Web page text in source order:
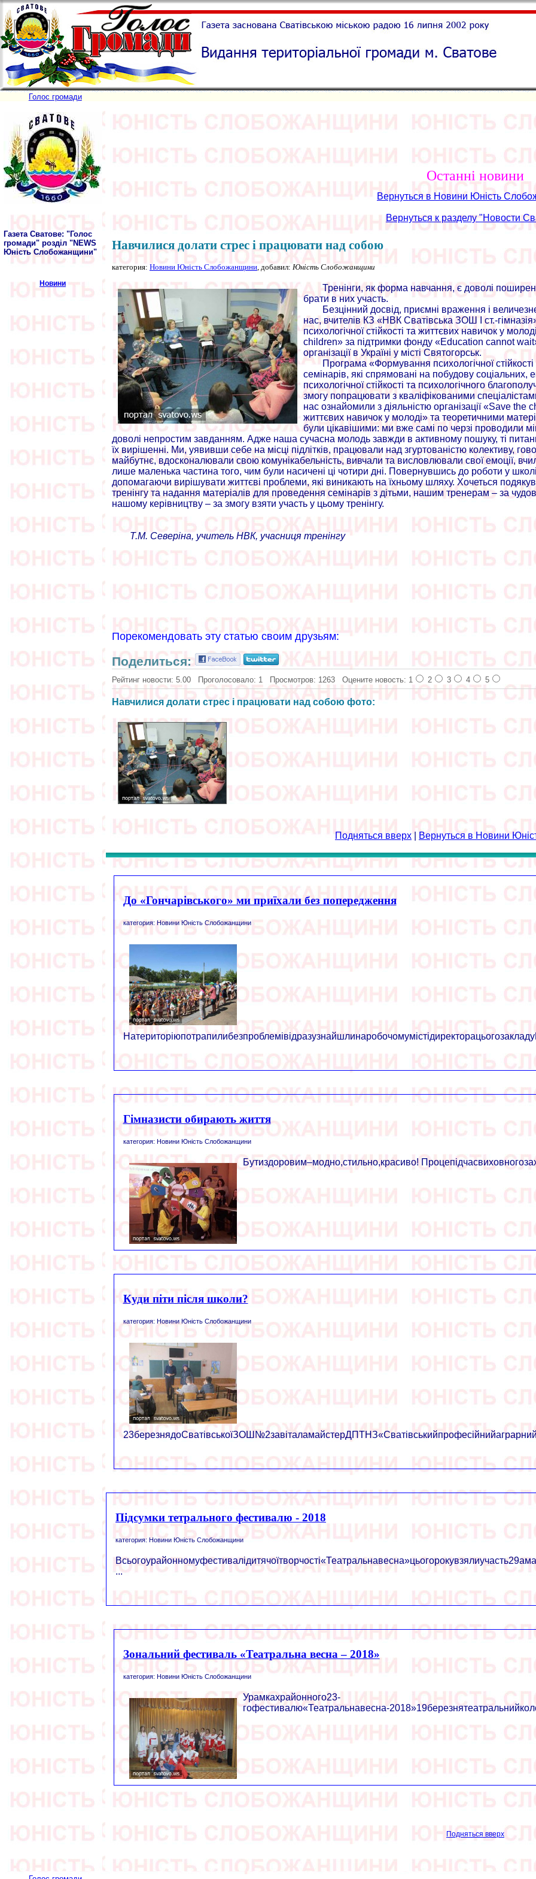
Голос громади
Газета Сватове: "Голос
громади" розділ "NEWS
Юність Слобожанщини"
Новини
Останні новини
Вернуться в Новини Юність
Вернуться к разделу "Новости
Навчилися долати стрес і працювати над собою
категория: Новини Юність Слобожанщини , добавил: Юність Слобожанщини
Тренінги, як форма навчання, є доволі
брати в них участь.
Безцінний досвід, приємні враження і
нас, вчителів КЗ «НВК Сватівська ЗОШ І ст.-
психологічної стійкості та життєвих навичок у
children» за підтримки фонду «Education cannot
організації в Україні у місті Святогорськ.
Програма «Формування психологічної
семінарів, які спрямовані на побудову
психологічної стійкості та психологічного
змогу попрацювати з кваліфікованими
нас ознайомили з діяльністю організації «Save
життєвих навичок у молоді» та теоретичними
були цікавішими: ми вже самі по черзі проводили
доволі непростим завданням. Адже наша сучасна молодь завжди в активному пошуку, ті
їх вирішенні. Ми, уявивши себе на місці підлітків, працювали над згуртованістю колективу,
майбутнє, вдосконалювали свою комунікабельність, вивчали та висловлювали свої емоції,
лише маленька частина того, чим були насичені ці чотири дні. Повернувшись до роботи у
допомагаючи вирішувати життєві проблеми, які виникають на їхньому шляху. Хочеться
тренінгу та надання матеріалів для проведення семінарів з дітьми, нашим тренерам – за
нашому керівництву – за змогу взяти участь у цьому тренінгу.
Т.М. Северіна, учитель НВК, учасниця тренінгу
Порекомендовать эту статью своим друзьям:
Поделиться:
Рейтинг новости: 5.00 Проголосовало: 1 Просмотров: 1263 Оцените новость: 1 2 3 4 5
Навчилися долати стрес і працювати над собою фото:
Подняться вверх Вернуться в Новини
До «Гончарівського» ми приїхали без попередження
категория: Новини Юність Слобожанщини
Гімназисти обирають життя
категория: Новини Юність Слобожанщини
Бутиздоровим–модно,стильно,красиво!
Куди піти після школи?
категория: Новини Юність Слобожанщини
Підсумки тетрального фестивалю - 2018
категория: Новини Юність Слобожанщини
...
Зональний фестиваль «Театральна весна – 2018»
категория: Новини Юність Слобожанщини
Урамкахрайонного23-
гофестивалю«Театральнавесна-
Подняться вверх